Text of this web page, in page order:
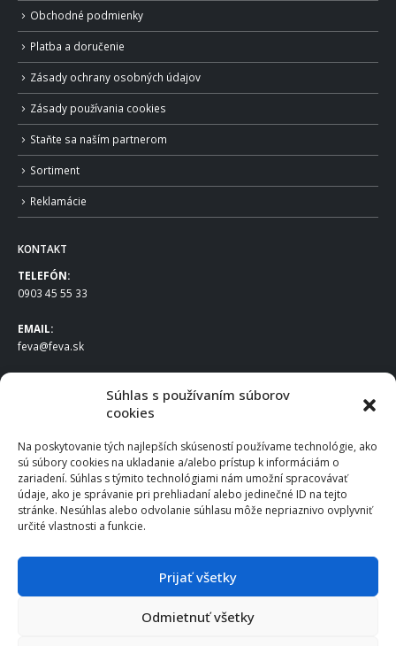
Súhlas s používaním súborov
cookies
Na poskytovanie tých najlepších skúseností používame technológie, ako
sú súbory cookies na ukladanie a/alebo prístup k informáciám o
zariadení. Súhlas s týmito technológiami nám umožní spracovávať
údaje, ako je správanie pri prehliadaní alebo jedinečné ID na tejto
stránke. Nesúhlas alebo odvolanie súhlasu môže nepriaznivo ovplyvniť
určité vlastnosti a funkcie.
Prijať všetky
Odmietnuť všetky
Obchodné podmienky
Platba a doručenie
Zásady ochrany osobných údajov
Zásady používania cookies
Staňte sa naším partnerom
Sortiment
Reklamácie
KONTAKT
TELEFÓN:
0903 45 55 33
EMAIL:
feva@feva.sk
FEVA Slovakia SK s.r.o.
831 04 Bratislava
IČO: 50922688
DIČ: 2120539388
IČ DPH: SK2120539388
Po – Pia: 8:00 – 16:30